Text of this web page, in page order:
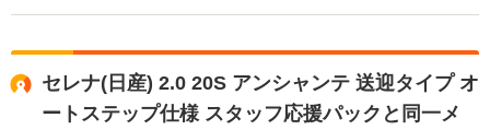
セレナ(日産) 2.0 20S アンシャンテ 送迎タイプ オ
ートステップ仕様 スタッフ応援パックと同一メ